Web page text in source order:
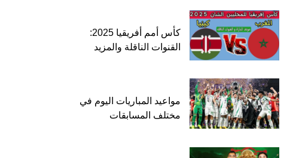
كأس أمم أفريقيا 2025:
القنوات الناقلة والمزيد
مواعيد المباريات اليوم في
مختلف المسابقات